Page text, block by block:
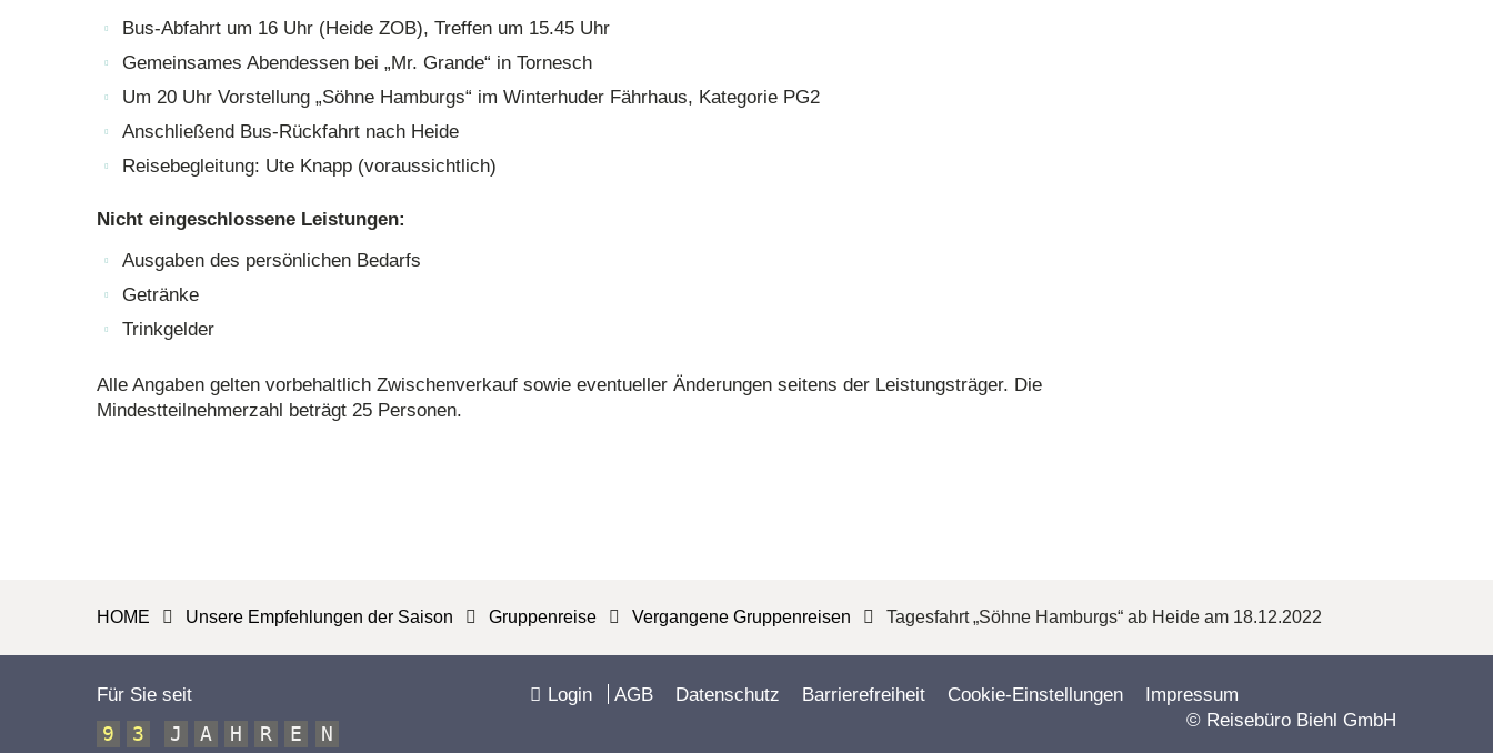
Bus-Abfahrt um 16 Uhr (Heide ZOB), Treffen um 15.45 Uhr
Gemeinsames Abendessen bei „Mr. Grande“ in Tornesch
Um 20 Uhr Vorstellung „Söhne Hamburgs“ im Winterhuder Fährhaus, Kategorie PG2
Anschließend Bus-Rückfahrt nach Heide
Reisebegleitung: Ute Knapp (voraussichtlich)
Nicht eingeschlossene Leistungen:
Ausgaben des persönlichen Bedarfs
Getränke
Trinkgelder
Alle Angaben gelten vorbehaltlich Zwischenverkauf sowie eventueller Änderungen seitens der Leistungsträger. Die
Mindestteilnehmerzahl beträgt 25 Personen.
HOME Unsere Empfehlungen der Saison Gruppenreise Vergangene Gruppenreisen Tagesfahrt „Söhne Hamburgs“ ab Heide am 18.12.2022
Für Sie seit
9 3 J A H R E N
Login AGB Datenschutz Barrierefreiheit Cookie-Einstellungen
Impressum
© Reisebüro Biehl GmbH